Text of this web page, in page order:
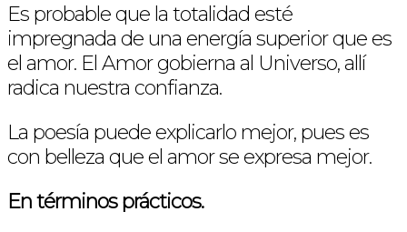
Es probable que la totalidad esté
impregnada de una energía superior que es
el amor. El Amor gobierna al Universo, allí
radica nuestra confianza.
La poesía puede explicarlo mejor, pues es
con belleza que el amor se expresa mejor.
En términos prácticos.